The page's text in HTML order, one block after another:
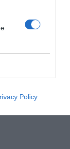
Policy